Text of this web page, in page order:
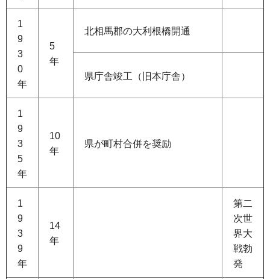
1
9
3
0
年
5
年
北相馬郡の大利根橋開通
県庁舎竣工（旧本庁舎）
1
9
3
5
年
10
年
県が町村合併を奨励
1
9
3
9
年
14
年
第二
次世
界大
戦勃
発